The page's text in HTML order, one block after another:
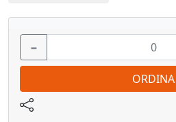
−
ORDINA